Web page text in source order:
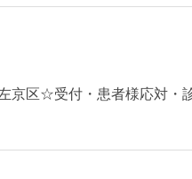
左京区☆受付・患者様応対